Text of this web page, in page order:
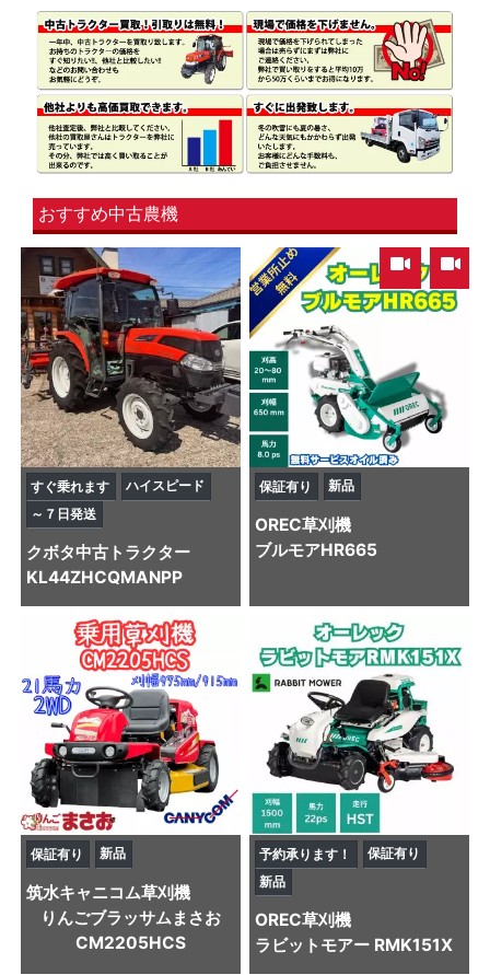
おすすめ中古農機
すぐ乗れます
ハイスピード
～７日発送
クボタ中古トラクター
KL44ZHCQMANPP
,
保証有り 新品
OREC草刈機
ブルモアHR665
保証有り 新品
筑水キャニコム草刈機
りんごブラッサムまさお
CM2205HCS
予約承ります！
保証有り
新品
OREC草刈機
ラビットモアー RMK151X